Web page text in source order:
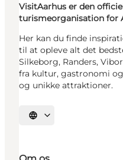
VisitAarhus er den
turismeorganisation for
Her kan du finde
til at opleve alt det
Silkeborg, Randers,
fra kultur, gastronomi
og unikke attraktioner.
Vælg sprog